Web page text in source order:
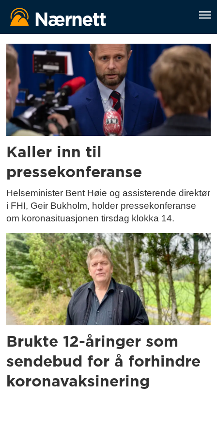
Tag:
koronavaksine
Kaller inn til
pressekonferanse
Helseminister Bent Høie og assisterende direktør
i FHI, Geir Bukholm, holder pressekonferanse
om koronasituasjonen tirsdag klokka 14.
Brukte 12-åringer som
sendebud for å forhindre
koronavaksinering